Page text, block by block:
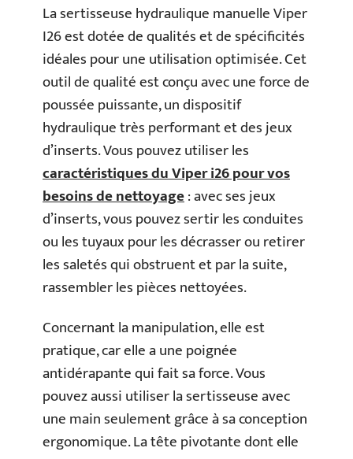
La sertisseuse hydraulique manuelle Viper
I26 est dotée de qualités et de spécificités
idéales pour une utilisation optimisée. Cet
outil de qualité est conçu avec une force de
poussée puissante, un dispositif
hydraulique très performant et des jeux
d’inserts. Vous pouvez utiliser les
caractéristiques du Viper i26 pour vos
besoins de nettoyage: avec ses jeux
d’inserts, vous pouvez sertir les conduites
ou les tuyaux pour les décrasser ou retirer
les saletés qui obstruent et par la suite,
rassembler les pièces nettoyées.
Concernant la manipulation, elle est
pratique, car elle a une poignée
antidérapante qui fait sa force. Vous
pouvez aussi utiliser la sertisseuse avec
une main seulement grâce à sa conception
ergonomique. La tête pivotante dont elle